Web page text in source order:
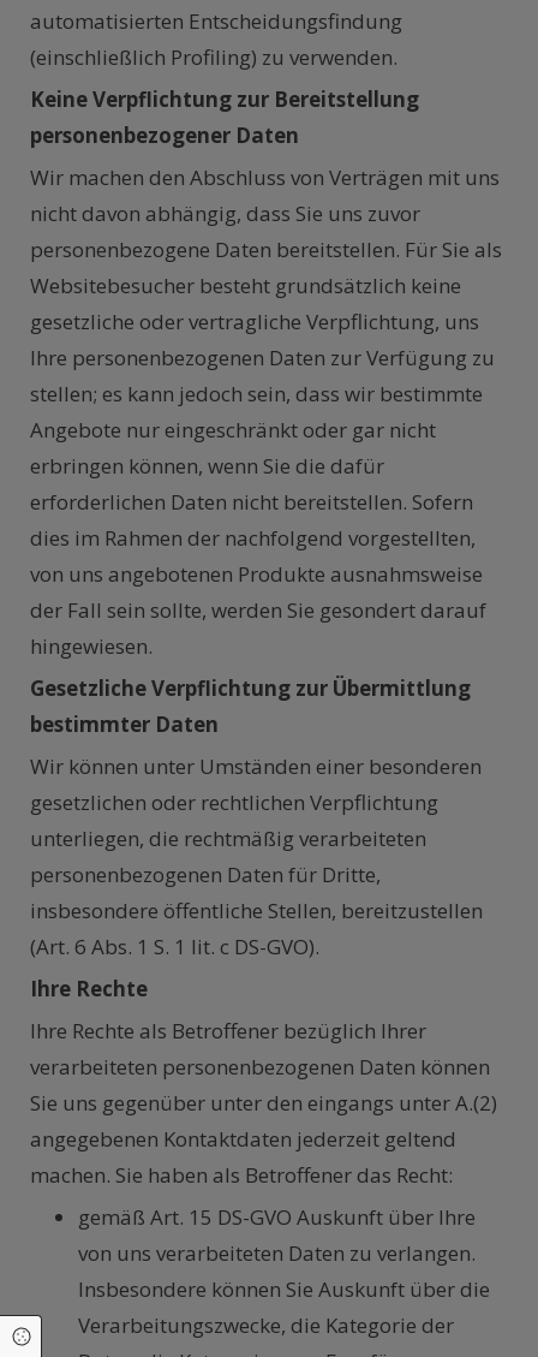
automatisierten Entscheidungsfindung
(einschließlich Profiling) zu verwenden.
Keine Verpflichtung zur Bereitstellung
personenbezogener Daten
Wir machen den Abschluss von Verträgen mit uns
nicht davon abhängig, dass Sie uns zuvor
personenbezogene Daten bereitstellen. Für Sie als
Websitebesucher besteht grundsätzlich keine
gesetzliche oder vertragliche Verpflichtung, uns
Ihre personenbezogenen Daten zur Verfügung zu
stellen; es kann jedoch sein, dass wir bestimmte
Angebote nur eingeschränkt oder gar nicht
erbringen können, wenn Sie die dafür
erforderlichen Daten nicht bereitstellen. Sofern
dies im Rahmen der nachfolgend vorgestellten,
von uns angebotenen Produkte ausnahmsweise
der Fall sein sollte, werden Sie gesondert darauf
hingewiesen.
Gesetzliche Verpflichtung zur Übermittlung
bestimmter Daten
Wir können unter Umständen einer besonderen
gesetzlichen oder rechtlichen Verpflichtung
unterliegen, die rechtmäßig verarbeiteten
personenbezogenen Daten für Dritte,
insbesondere öffentliche Stellen, bereitzustellen
(Art. 6 Abs. 1 S. 1 lit. c DS-GVO).
Ihre Rechte
Ihre Rechte als Betroffener bezüglich Ihrer
verarbeiteten personenbezogenen Daten können
Sie uns gegenüber unter den eingangs unter A.(2)
angegebenen Kontaktdaten jederzeit geltend
machen. Sie haben als Betroffener das Recht:
gemäß Art. 15 DS-GVO Auskunft über Ihre
von uns verarbeiteten Daten zu verlangen.
Insbesondere können Sie Auskunft über die
Verarbeitungszwecke, die Kategorie der
Cookie Einstellungen